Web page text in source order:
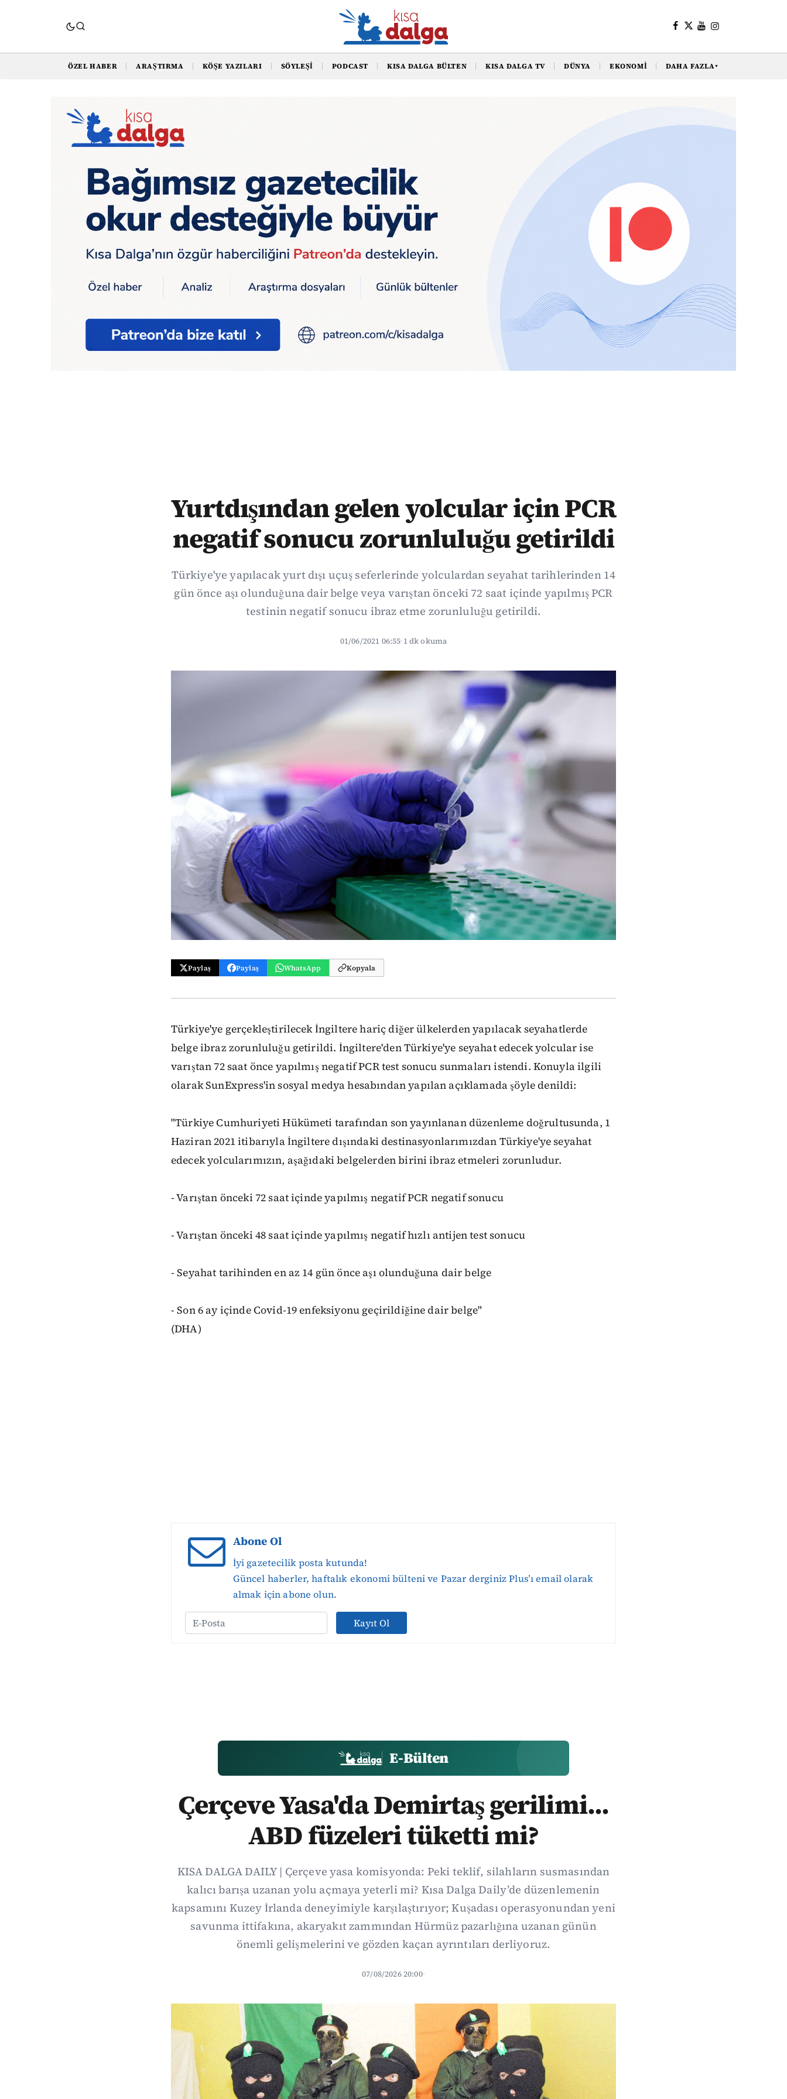
ÖZEL HABER ARAŞTIRMA KÖŞE YAZILARI SÖYLEŞI PODCAST KISA DALGA BÜLTEN KISA DALGA TV DÜNYA EKONOMI DAHA FAZLA▼
Yurtdışından gelen yolcular için PCR negatif sonucu zorunluluğu getirildi
Yurtdışından gelen yolcular için PCR
negatif sonucu zorunluluğu getirildi
Türkiye'ye yapılacak yurt dışı uçuş seferlerinde yolculardan seyahat tarihlerinden 14
gün önce aşı olunduğuna dair belge veya varıştan önceki 72 saat içinde yapılmış PCR
testinin negatif sonucu ibraz etme zorunluluğu getirildi.
01/06/2021 06:55·1 dk okuma
Paylaş Paylaş WhatsApp Kopyala
Türkiye'ye gerçekleştirilecek İngiltere hariç diğer ülkelerden yapılacak seyahatlerde
belge ibraz zorunluluğu getirildi. İngiltere'den Türkiye'ye seyahat edecek yolcular ise
varıştan 72 saat önce yapılmış negatif PCR test sonucu sunmaları istendi. Konuyla ilgili
olarak SunExpress'in sosyal medya hesabından yapılan açıklamada şöyle denildi:
"Türkiye Cumhuriyeti Hükümeti tarafından son yayınlanan düzenleme doğrultusunda, 1
Haziran 2021 itibarıyla İngiltere dışındaki destinasyonlarımızdan Türkiye'ye seyahat
edecek yolcularımızın, aşağıdaki belgelerden birini ibraz etmeleri zorunludur.
- Varıştan önceki 72 saat içinde yapılmış negatif PCR negatif sonucu
- Varıştan önceki 48 saat içinde yapılmış negatif hızlı antijen test sonucu
- Seyahat tarihinden en az 14 gün önce aşı olunduğuna dair belge
- Son 6 ay içinde Covid-19 enfeksiyonu geçirildiğine dair belge"
(DHA)
Abone Ol
İyi gazetecilik posta kutunda!
Güncel haberler, haftalık ekonomi bülteni ve Pazar derginiz Plus’ı email olarak
almak için abone olun.
Kayıt Ol
E-Bülten
Çerçeve Yasa'da Demirtaş gerilimi...
ABD füzeleri tüketti mi?
KISA DALGA DAILY | Çerçeve yasa komisyonda: Peki teklif, silahların susmasından
kalıcı barışa uzanan yolu açmaya yeterli mi? Kısa Dalga Daily’de düzenlemenin
kapsamını Kuzey İrlanda deneyimiyle karşılaştırıyor; Kuşadası operasyonundan yeni
savunma ittifakına, akaryakıt zammından Hürmüz pazarlığına uzanan günün
önemli gelişmelerini ve gözden kaçan ayrıntıları derliyoruz.
07/08/2026 20:00·